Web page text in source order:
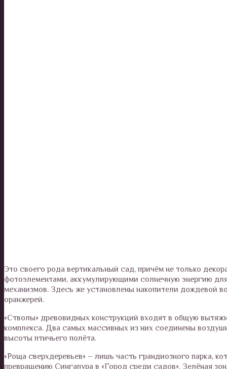
Это своего рода вертикальный сад, причём не только
фотоэлементами, аккумулирующими солнечную энергию
механизмов. Здесь же установлены накопители дождевой
оранжерей.
«Стволы» древовидных конструкций входят в общую
комплекса. Два самых массивных из них соединены
высоты птичьего полёта.
«Роща сверхдеревьев» – лишь часть грандиозного парка,
превращению Сингапура в «Город среди садов». Зелёная